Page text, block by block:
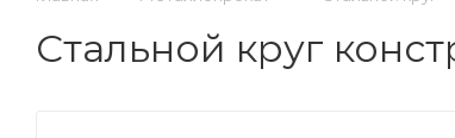
Стальной круг